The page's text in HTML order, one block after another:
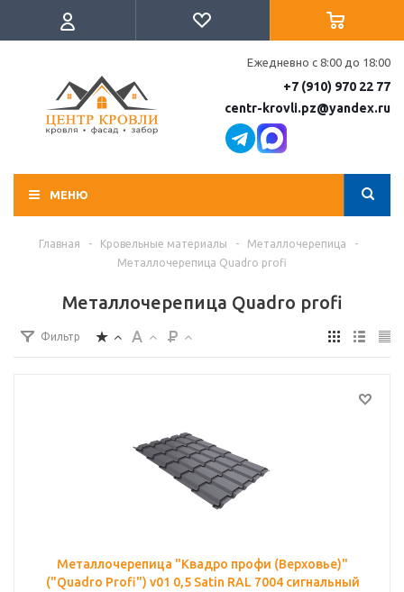
Ежедневно с 8:00 до 18:00
+7 (910) 970 22 77
centr-krovli.pz@yandex.ru
МЕНЮ
Главная - Кровельные материалы - Металлочерепица
-
Металлочерепица Quadro profi
Металлочерепица Quadro profi
Фильтр
Металлочерепица "Квадро профи (Верховье)"
("Quadro Profi") v01 0,5 Satin RAL 7004 сигнальный